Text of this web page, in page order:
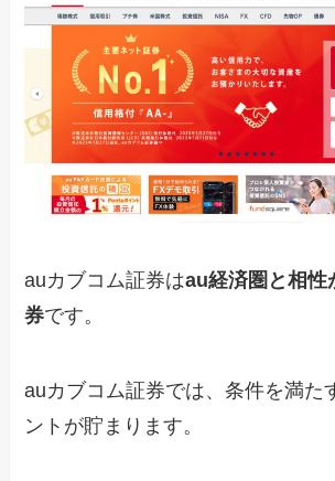
auカブコム証券はau経済圏と相性
券です。
auカブコム証券では、条件を満た
ントが貯まります。